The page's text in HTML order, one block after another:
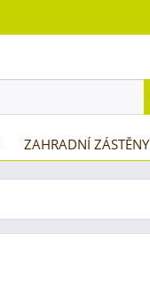
ZAHRADNÍ ZÁSTĚNY